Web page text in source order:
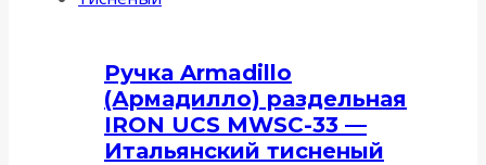
Ручка Armadillo
(Армадилло) раздельная
IRON UCS MWSC-33 —
Итальянский тисненый